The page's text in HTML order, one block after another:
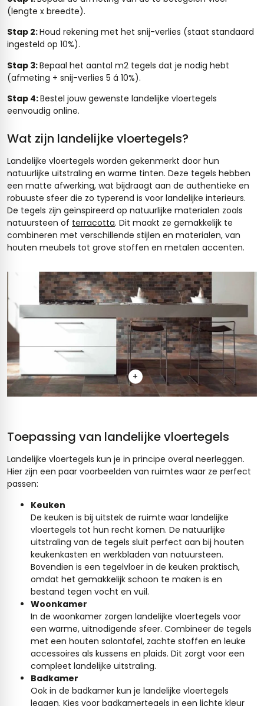
(lengte x breedte).
Stap 2:Houd rekening met het snij-verlies (staat standaard
ingesteld op 10%).
Stap 3:Bepaal het aantal m2 tegels dat je nodig hebt
(afmeting + snij-verlies 5 á 10%).
Stap 4:Bestel jouw gewenste landelijke vloertegels
eenvoudig online.
Wat zijn landelijke vloertegels?
Landelijke vloertegels worden gekenmerkt door hun
natuurlijke uitstraling en warme tinten. Deze tegels hebben
een matte afwerking, wat bijdraagt aan de authentieke en
robuuste sfeer die zo typerend is voor landelijke interieurs.
De tegels zijn geïnspireerd op natuurlijke materialen zoals
natuursteen of terracotta. Dit maakt ze gemakkelijk te
combineren met verschillende stijlen en materialen, van
houten meubels tot grove stoffen en metalen accenten.
+
Toepassing van landelijke vloertegels
Landelijke vloertegels kun je in principe overal neerleggen.
Hier zijn een paar voorbeelden van ruimtes waar ze perfect
passen:
Keuken
De keuken is bij uitstek de ruimte waar landelijke
vloertegels tot hun recht komen. De natuurlijke
uitstraling van de tegels sluit perfect aan bij houten
keukenkasten en werkbladen van natuursteen.
Bovendien is een tegelvloer in de keuken praktisch,
omdat het gemakkelijk schoon te maken is en
bestand tegen vocht en vuil.
Woonkamer
In de woonkamer zorgen landelijke vloertegels voor
een warme, uitnodigende sfeer. Combineer de tegels
met een houten salontafel, zachte stoffen en leuke
accessoires als kussens en plaids. Dit zorgt voor een
compleet landelijke uitstraling.
Badkamer
Ook in de badkamer kun je landelijke vloertegels
leggen. Kies voor badkamertegels in een lichte kleur